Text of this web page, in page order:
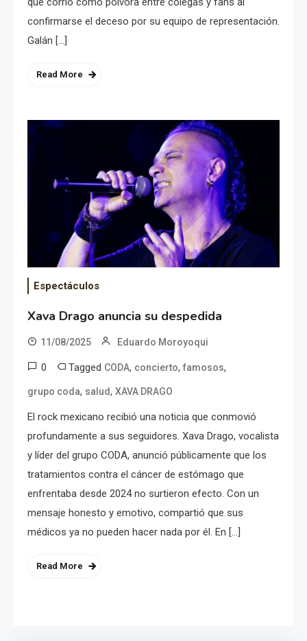
confirmarse el deceso por su equipo de representación.
Galán […]
Read More
Espectáculos
Xava Drago anuncia su despedida
11/08/2025 Eduardo Moroyoqui
0 Tagged CODA, concierto, famosos,
grupo coda, salud, XAVA DRAGO
El rock mexicano recibió una noticia que conmovió
profundamente a sus seguidores. Xava Drago, vocalista
y líder del grupo CODA, anunció públicamente que los
tratamientos contra el cáncer de estómago que
enfrentaba desde 2024 no surtieron efecto. Con un
mensaje honesto y emotivo, compartió que sus
médicos ya no pueden hacer nada por él. En […]
Read More